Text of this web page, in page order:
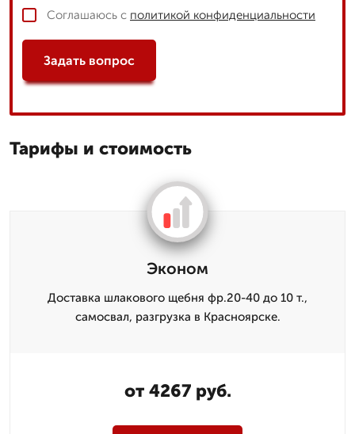
Соглашаюсь с политикой конфиденциальности
Задать вопрос
Тарифы и стоимость
Эконом
Доставка шлакового щебня фр.20-40 до 10 т.,
самосвал, разгрузка в Красноярске.
от 4267 руб.